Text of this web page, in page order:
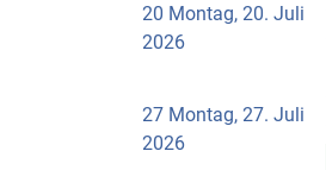
20 Montag, 20. Juli
2026
27 Montag, 27. Juli
2026